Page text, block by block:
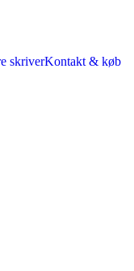
skriverKontakt & køb